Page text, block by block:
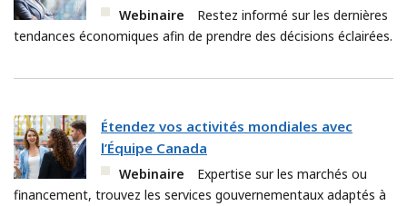
Webinaire
Restez informé sur les dernières
tendances économiques afin de prendre des décisions éclairées.
Étendez vos activités mondiales avec
l’Équipe Canada
Webinaire
Expertise sur les marchés ou
financement, trouvez les services gouvernementaux adaptés à